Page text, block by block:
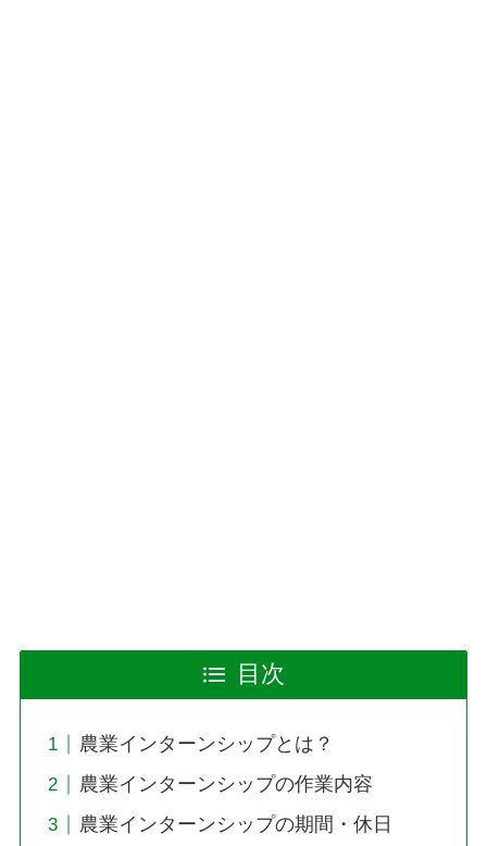
目次
農業インターンシップとは？
農業インターンシップの作業内容
農業インターンシップの期間・休日